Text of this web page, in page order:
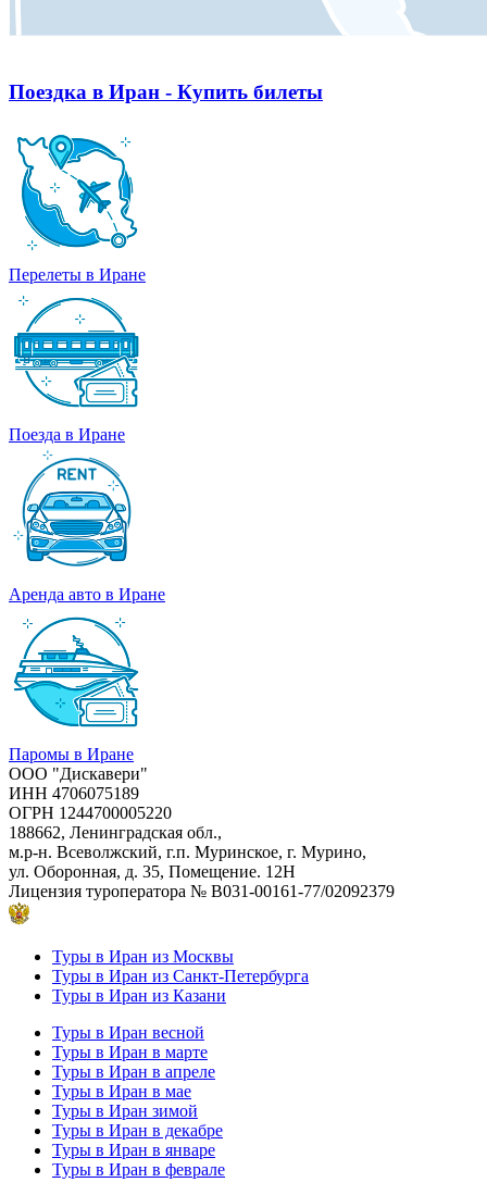
Поездка в Иран - Купить билеты
Перелеты в Иране
Поезда в Иране
Аренда авто в Иране
Паромы в Иране
ООО "Дискавери"
ИНН 4706075189
ОГРН 1244700005220
188662, Ленинградская обл.,
м.р-н. Всеволжский, г.п. Муринское, г. Мурино,
ул. Оборонная, д. 35, Помещение. 12Н
Лицензия туроператора № В031-00161-77/02092379
Туры в Иран из Москвы
Туры в Иран из Санкт-Петербурга
Туры в Иран из Казани
Туры в Иран весной
Туры в Иран в марте
Туры в Иран в апреле
Туры в Иран в мае
Туры в Иран зимой
Туры в Иран в декабре
Туры в Иран в январе
Туры в Иран в феврале